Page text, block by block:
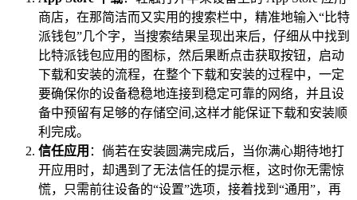
商店，在那简洁而又实用的搜索栏中，精准地输入“比特
派钱包”几个字，当搜索结果呈现出来后，仔细从中找到
比特派钱包应用的图标，然后果断点击获取按钮，启动
下载和安装的流程，在整个下载和安装的过程中，一定
要确保你的设备稳稳地连接到稳定可靠的网络，并且设
备中预留有足够的存储空间,这样才能保证下载和安装顺
利完成。
信任应用 ：倘若在安装圆满完成后，当你满心期待地打
开应用时，却遇到了无法信任的提示框，这时你无需惊
慌，只需前往设备的“设置”选项，接着找到“通用”，再